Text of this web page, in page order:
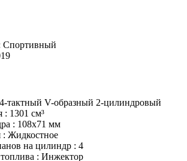
Спортивный
4-тактный V-образный 2-цилиндровый
: 1301 см³
: 108x71 мм
: Жидкостное
на цилиндр : 4
: Инжектор